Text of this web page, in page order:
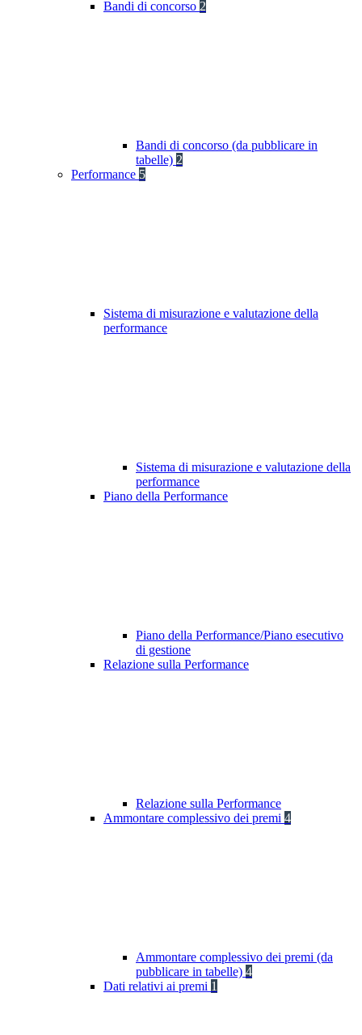
Bandi di concorso 2
Bandi di concorso (da pubblicare in
tabelle) 2
Performance 5
Sistema di misurazione e valutazione della
performance
Sistema di misurazione e valutazione della
performance
Piano della Performance
Piano della Performance/Piano esecutivo
di gestione
Relazione sulla Performance
Relazione sulla Performance
Ammontare complessivo dei premi 4
Ammontare complessivo dei premi (da
pubblicare in tabelle) 4
Dati relativi ai premi 1